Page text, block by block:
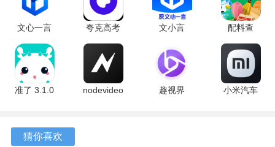
文心一言
4.0
5.16.0.10
最新版
夸克高考
10.14.0.1115
最新版
文小言
安卓版
配料查
3.0.1 官方
版
准了 3.1.0
nodevideo
趣视界
小米汽车
猜你喜欢